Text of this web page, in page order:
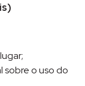
sobre o uso do